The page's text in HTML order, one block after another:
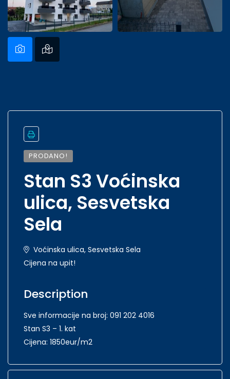
PRODANO!
Stan S3 Voćinska
ulica, Sesvetska
Sela
Voćinska ulica, Sesvetska Sela
Cijena na upit!
Description
Sve informacije na broj: 091 202 4016
Stan S3 – 1. kat
Cijena: 1850eur/m2